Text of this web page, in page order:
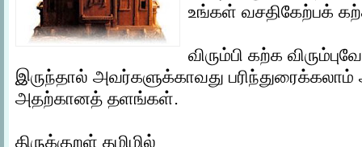
உங்கள் வசதிகேற்பக்
விரும்பி கற்க
இருந்தால் அவர்களுக்காவது
அதற்கானத் தளங்கள்.
திருக்குறள் தமிழில்